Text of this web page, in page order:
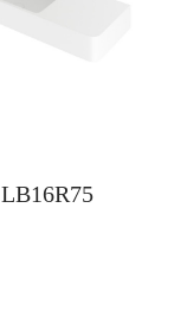
LB16R75